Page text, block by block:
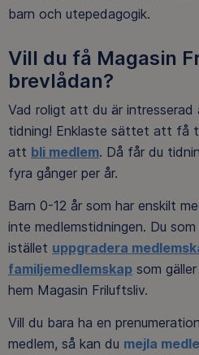
barn och utepedagogik.
Vill du få Magasin
brevlådan?
Vad roligt att du är intresserad
tidning! Enklaste sättet att få
att bli medlem. Då får du
fyra gånger per år.
Barn 0-12 år som har enskilt
inte medlemstidningen. Du
istället uppgradera
familjemedlemskap som
hem Magasin Friluftsliv.
Vill du bara ha en
medlem, så kan du mejla